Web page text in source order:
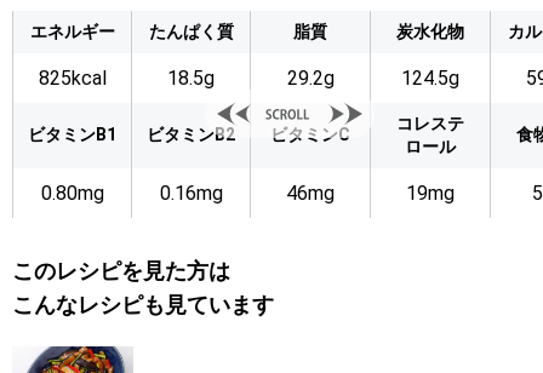
エネルギー たんぱく質 脂質 炭水化物 カ
825kcal 18.5g 29.2g 124.5g
ビタミンB1 ビタミンB2 ビタミンC
コレステ
ロール
食
0.80mg 0.16mg 46mg 19mg
このレシピを見た方は
こんなレシピも見ています